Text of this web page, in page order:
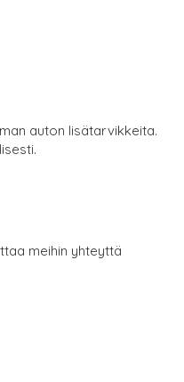
auton lisätarvikkeita.
meihin yhteyttä